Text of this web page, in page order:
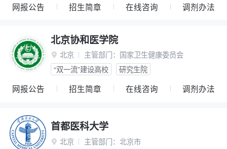
网报公告 招生简章 在线咨询 调剂办法
北京协和医学院
 北京 主管部门： 国家卫生健康委员会
“双一流”建设高校
研究生院
网报公告 招生简章 在线咨询 调剂办法
首都医科大学
 北京 主管部门： 北京市